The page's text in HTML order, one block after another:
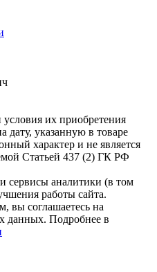
условия их приобретения
дату, указанную в товаре
характер и не является
Статьей 437 (2) ГК РФ
сервисы аналитики (в том
работы сайта.
вы соглашаетесь на
данных. Подробнее в